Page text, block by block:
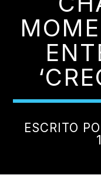
CANCIÓN ACTUAL
TÍTULO
ARTISTA
ESCRITO